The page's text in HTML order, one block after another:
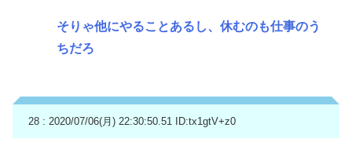
そりゃ他にやることあるし、休むのも仕事のう
ちだろ
28 : 2020/07/06(月) 22:30:50.51 ID:tx1gtV+z0